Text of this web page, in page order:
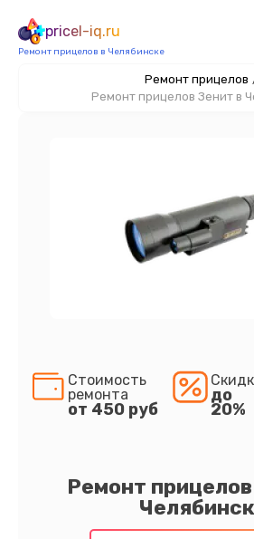
pricel-iq.ru
Ремонт прицелов в Челябинске
Ремонт прицелов
Ремонт прицелов Зенит в
Ремонт
Стоимость
ремонта
от 450 руб
до
20%